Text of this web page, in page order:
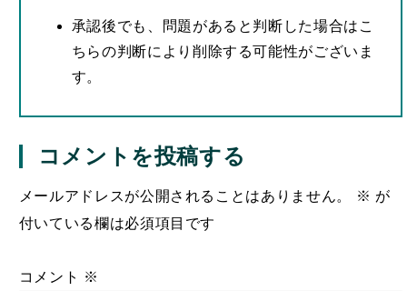
承認後でも、問題があると判断した場合はこ
ちらの判断により削除する可能性がございま
す。
コメントを投稿する
メールアドレスが公開されることはありません。 ※ が
付いている欄は必須項目です
コメント ※